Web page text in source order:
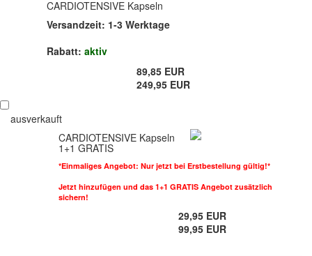
CARDIOTENSIVE Kapseln
Versandzeit: 1-3 Werktage
Rabatt: aktiv
89,85 EUR
249,95 EUR
ausverkauft
CARDIOTENSIVE Kapseln
1+1 GRATIS
*Einmaliges Angebot: Nur jetzt bei Erstbestellung gültig!*
Jetzt hinzufügen und das 1+1 GRATIS Angebot zusätzlich
sichern!
29,95 EUR
99,95 EUR